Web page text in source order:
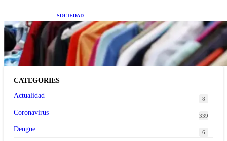
SOCIEDAD
Las grandes marcas globales se suman a la
tendencia de la ropa de segunda mano premium
CATEGORIES
Actualidad
8
Coronavirus 339
Dengue 6